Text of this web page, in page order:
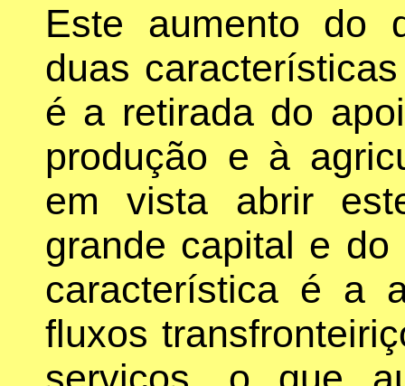
Este aumento do
duas
é a retirada do
produção e à
em vista abrir
grande capital e do
característica é a
fluxos